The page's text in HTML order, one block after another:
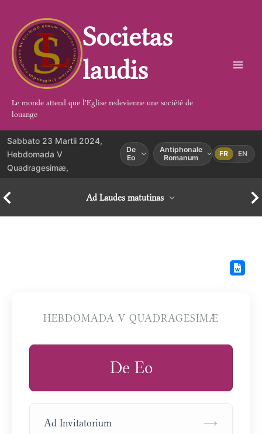
contenu
Societas
laudis
Le monde attend que l'Eglise redevienne une société de
louange
Sabbato 23 Martii 2024,
Hebdomada V
Quadragesimæ,
De
Eo
Antiphonale
Romanum
FR EN
Ad Laudes matutinas
HEBDOMADA V QUADRAGESIMÆ
De Eo
Ad Invitatorium →